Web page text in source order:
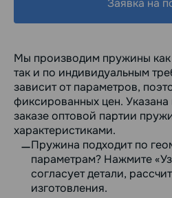
Заявка на
Мы производим пружины
так и по индивидуальным
зависит от параметров,
фиксированных цен. Указана
заказе оптовой партии
характеристиками.
Пружина подходит по
параметрам? Нажмите
согласует детали,
изготовления.